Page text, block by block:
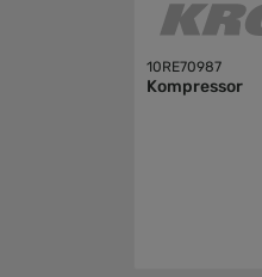
10RE70987
Kompressor